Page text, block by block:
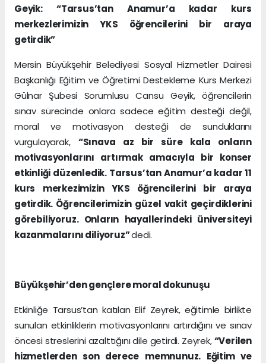
Geyik: “Tarsus’tan Anamur’a kadar kurs
merkezlerimizin YKS öğrencilerini bir araya
getirdik”
Mersin Büyükşehir Belediyesi Sosyal Hizmetler Dairesi
Başkanlığı Eğitim ve Öğretimi Destekleme Kurs Merkezi
Gülnar Şubesi Sorumlusu Cansu Geyik, öğrencilerin
sınav sürecinde onlara sadece eğitim desteği değil,
moral ve motivasyon desteği de sunduklarını
vurgulayarak, “Sınava az bir süre kala onların
motivasyonlarını artırmak amacıyla bir konser
etkinliği düzenledik. Tarsus’tan Anamur’a kadar 11
kurs merkezimizin YKS öğrencilerini bir araya
getirdik. Öğrencilerimizin güzel vakit geçirdiklerini
görebiliyoruz. Onların hayallerindeki üniversiteyi
kazanmalarını diliyoruz”dedi.
Büyükşehir’den gençlere moral dokunuşu
Etkinliğe Tarsus’tan katılan Elif Zeyrek, eğitimle birlikte
sunulan etkinliklerin motivasyonlarını artırdığını ve sınav
öncesi streslerini azalttığını dile getirdi. Zeyrek,“Verilen
hizmetlerden son derece memnunuz. Eğitim ve